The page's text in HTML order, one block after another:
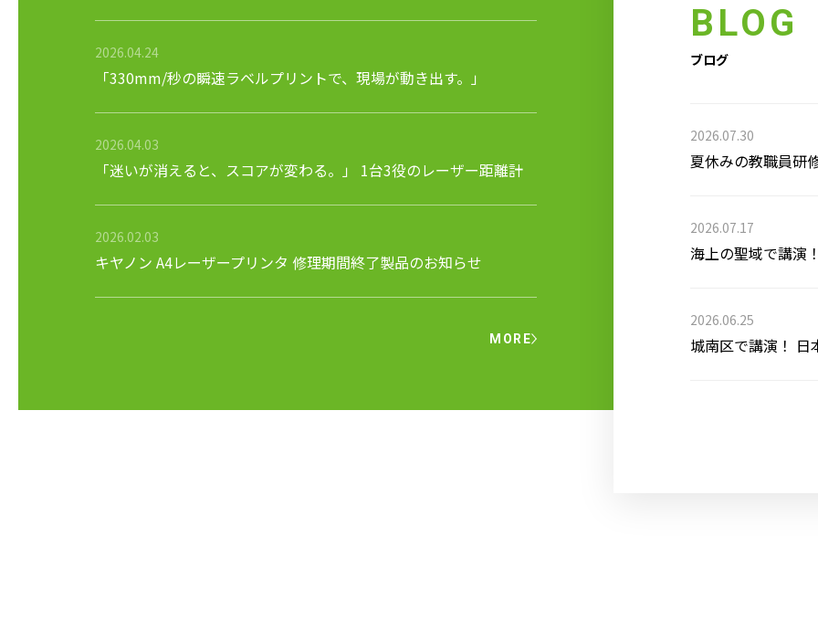
2026.04.24
「330mm/秒の瞬速ラベルプリントで、現場が動き出す。」
2026.04.03
「迷いが消えると、スコアが変わる。」 1台3役のレーザー距離計
2026.02.03
キヤノン A4レーザープリンタ 修理期間終了製品のお知らせ
MORE
BLOG
ブログ
2026.07.30
夏休みの教職員研
2026.07.17
海上の聖域で講演
2026.06.25
城南区で講演！ 日